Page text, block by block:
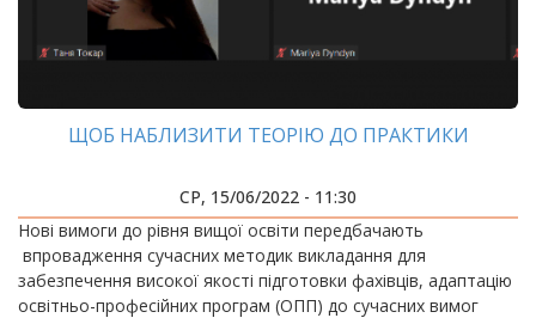
ЩОБ НАБЛИЗИТИ ТЕОРІЮ ДО ПРАКТИКИ
СР, 15/06/2022 - 11:30
Нові вимоги до рівня вищої освіти передбачають
впровадження сучасних методик викладання для
забезпечення високої якості підготовки фахівців, адаптацію
освітньо-професійних програм (ОПП) до сучасних вимог